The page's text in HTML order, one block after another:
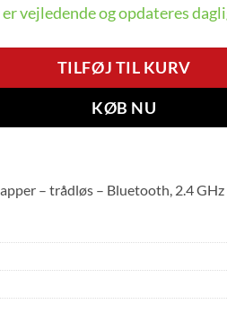
vejledende og opdateres
TILFØJ TIL KURV
KØB NU
– trådløs – Bluetooth, 2.4